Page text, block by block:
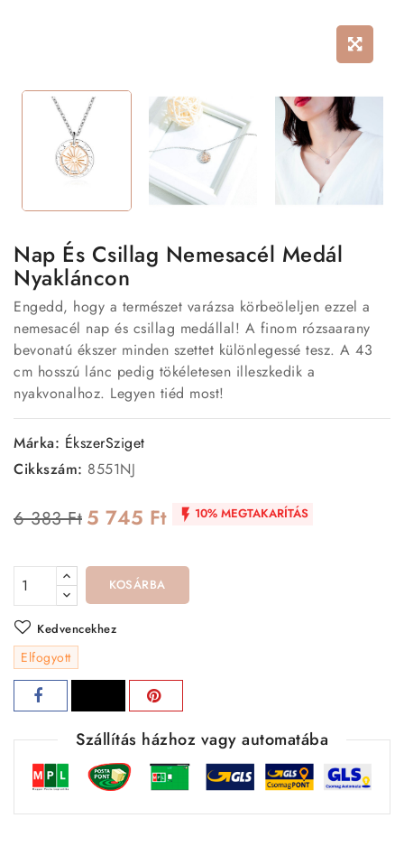
Nap És Csillag Nemesacél Medál
Nyakláncon
Engedd, hogy a természet varázsa körbeöleljen ezzel a
nemesacél nap és csillag medállal! A finom rózsaarany
bevonatú ékszer minden szettet különlegessé tesz. A 43
cm hosszú lánc pedig tökéletesen illeszkedik a
nyakvonalhoz. Legyen tiéd most!
Márka: ÉkszerSziget
Cikkszám: 8551NJ
6 383 Ft 5 745 Ft  10% MEGTAKARÍTÁS
KOSÁRBA
Kedvencekhez
Elfogyott
Szállítás házhoz vagy automatába